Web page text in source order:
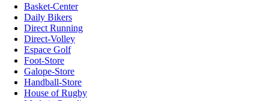
Basket-Center
Daily Bikers
Direct Running
Direct-Volley
Espace Golf
Foot-Store
Galope-Store
Handball-Store
House of Rugby